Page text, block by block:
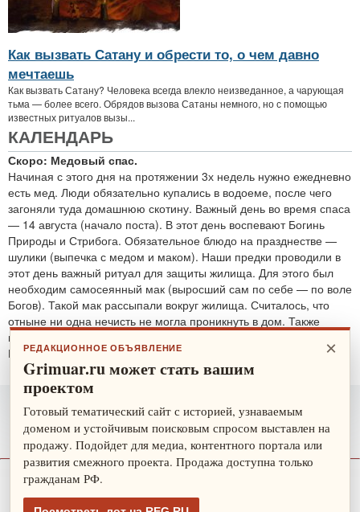
Как вызвать Сатану и обрести то, о чем давно
мечтаешь
Как вызвать Сатану? Человека всегда влекло неизведанное, а чарующая
тьма — более всего. Обрядов вызова Сатаны немного, но с помощью
известных ритуалов вызы...
КАЛЕНДАРЬ
Скоро: Медовый спас.
Начиная с этого дня на протяжении 3х недель нужно ежедневно
есть мед. Люди обязательно купались в водоеме, после чего
загоняли туда домашнюю скотину. Важный день во время спаса
— 14 августа (начало поста). В этот день воспевают Богинь
Природы и Стрибога. Обязательное блюдо на празднестве —
шулики (выпечка с медом и маком). Наши предки проводили в
этот день важный ритуал для защиты жилища. Для этого был
необходим самосеянный мак (выросший сам по себе — по воле
Богов). Такой мак рассыпали вокруг жилища. Считалось, что
отныне ни одна нечисть не могла проникнуть в дом. Также
проводятся обряды для защиты от злобных духов.
По теме:защитные ритуалы
О нас Рекламодателю
×
РЕДАКЦИОННОЕ ОБЪЯВЛЕНИЕ
Grimuar.ru может стать вашим
проектом
Готовый тематический сайт с историей, узнаваемым
доменом и устойчивым поисковым спросом выставлен на
продажу. Подойдет для медиа, контентного портала или
развития смежного проекта. Продажа доступна только
гражданам РФ.